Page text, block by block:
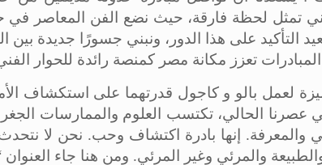
تمثل لحظة فارقة، حيث نضع الفن المعاصر في
التأكيد على هذا الدور، ونبني جسورًا جديدة
تعزز مكانة مصر كمنصة رائدة للحوار
لعمل بالو و كاجول قدرتهما على استكشاف
في عصرنا الحالي، تكتسب العلوم والممارسات
والمعرفة. إنها بادرة اكتشاف وحب. نحن لا
والمرئي وغير المرئي. ومن هنا جاء العنوان